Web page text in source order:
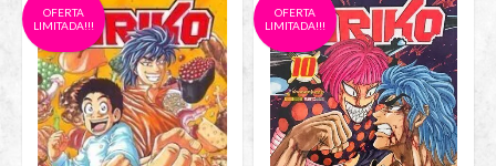
OFERTA
LIMITADA!!!
OFERTA
LIMITADA!!!